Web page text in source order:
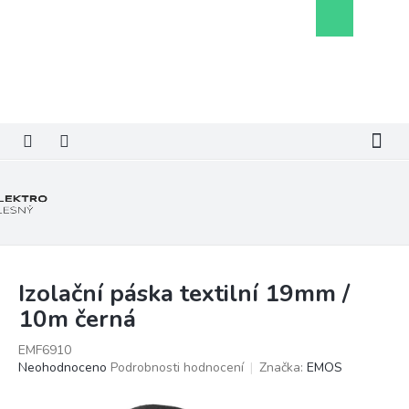
košík
Izolační páska textilní 19mm /
10m černá
EMF6910
Průměrné
Neohodnoceno Podrobnosti hodnocení Značka: EMOS